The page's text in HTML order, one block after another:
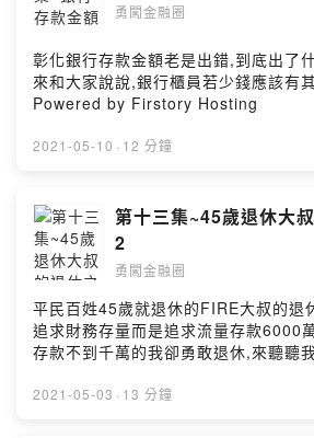
勇闖金融圈
彰化銀行存款金額老是出錯,到底出了
來和大家說說,銀行櫃員若少錢應該有
Powered by Firstory Hosting
2021-05-10 · 12 分鐘
第十三集~45歲退休大
2
勇闖金融圈
平民百姓45歲就退休的FIRE大叔的退
追求財務存量而是追求流量存款6000
存款不到千萬的我卻勇敢退休,來聽聽
2021-05-03 · 13 分鐘